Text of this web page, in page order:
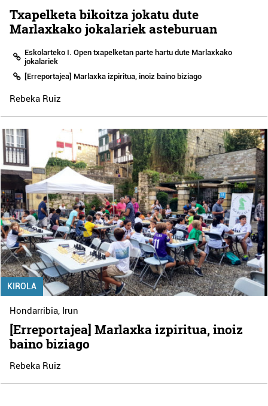
Txapelketa bikoitza jokatu dute
Marlaxkako jokalariek asteburuan
Eskolarteko I. Open txapelketan parte hartu dute Marlaxkako
jokalariek
[Erreportajea] Marlaxka izpiritua, inoiz baino biziago
Rebeka Ruiz
KIROLA
Hondarribia, Irun
[Erreportajea] Marlaxka izpiritua, inoiz
baino biziago
Rebeka Ruiz